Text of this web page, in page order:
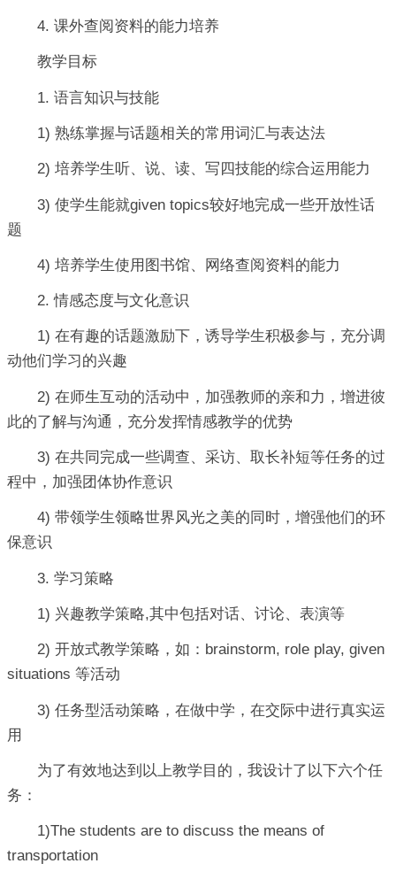
4. 课外查阅资料的能力培养
教学目标
1. 语言知识与技能
1) 熟练掌握与话题相关的常用词汇与表达法
2) 培养学生听、说、读、写四技能的综合运用能力
3) 使学生能就given topics较好地完成一些开放性话
题
4) 培养学生使用图书馆、网络查阅资料的能力
2. 情感态度与文化意识
1) 在有趣的话题激励下，诱导学生积极参与，充分调
动他们学习的兴趣
2) 在师生互动的活动中，加强教师的亲和力，增进彼
此的了解与沟通，充分发挥情感教学的优势
3) 在共同完成一些调查、采访、取长补短等任务的过
程中，加强团体协作意识
4) 带领学生领略世界风光之美的同时，增强他们的环
保意识
3. 学习策略
1) 兴趣教学策略,其中包括对话、讨论、表演等
2) 开放式教学策略，如：brainstorm, role play, given
situations 等活动
3) 任务型活动策略，在做中学，在交际中进行真实运
用
为了有效地达到以上教学目的，我设计了以下六个任
务：
1)The students are to discuss the means of
transportation